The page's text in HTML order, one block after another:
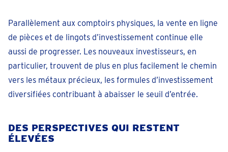
Parallèlement aux comptoirs physiques, la vente en ligne
de pièces et de lingots d’investissement continue elle
aussi de progresser. Les nouveaux investisseurs, en
particulier, trouvent de plus en plus facilement le chemin
vers les métaux précieux, les formules d’investissement
diversifiées contribuant à abaisser le seuil d’entrée.
DES PERSPECTIVES QUI RESTENT
ÉLEVÉES